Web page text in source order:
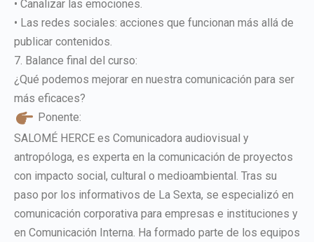
• Canalizar las emociones.
• Las redes sociales: acciones que funcionan más allá de
publicar contenidos.
7. Balance final del curso:
¿Qué podemos mejorar en nuestra comunicación para ser
más eficaces?
Ponente:
SALOMÉ HERCE es Comunicadora audiovisual y
antropóloga, es experta en la comunicación de proyectos
con impacto social, cultural o medioambiental. Tras su
paso por los informativos de La Sexta, se especializó en
comunicación corporativa para empresas e instituciones y
en Comunicación Interna. Ha formado parte de los equipos